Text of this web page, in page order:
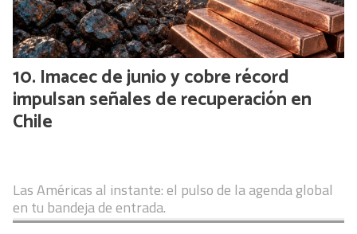
Imacec de junio y cobre récord
impulsan señales de recuperación en
Chile
Las Américas al instante: el pulso de la agenda global
en tu bandeja de entrada.